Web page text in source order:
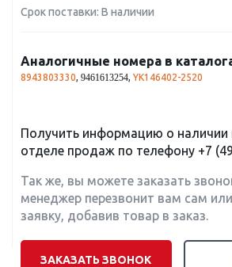
Срок поставки: В наличии
Аналогичные номера в
8943803330, 9461613254, YK146402-2520
Получить информацию о наличии
отделе продаж по телефону +7
Так же, вы можете заказать
менеджер перезвонит вам сам
заявку, добавив товар в заказ.
ЗАКАЗАТЬ ЗВОНОК